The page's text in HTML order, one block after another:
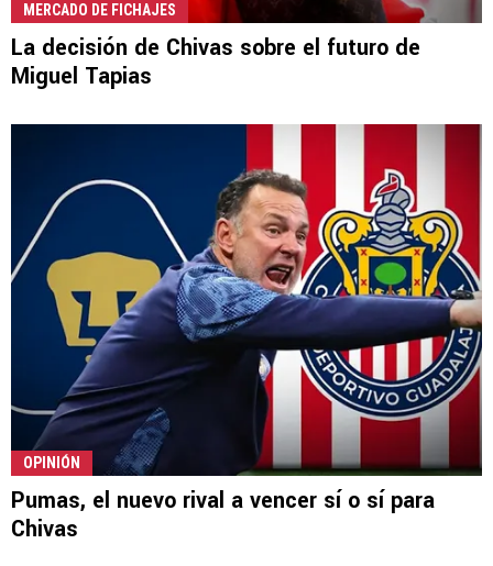
MERCADO DE FICHAJES
La decisión de Chivas sobre el futuro de
Miguel Tapias
OPINIÓN
Pumas, el nuevo rival a vencer sí o sí para
Chivas